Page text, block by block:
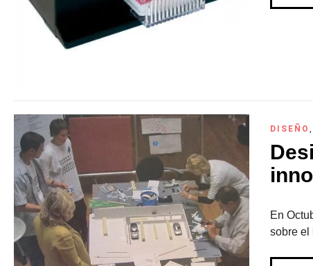
DISEÑO ,
En
sobre el